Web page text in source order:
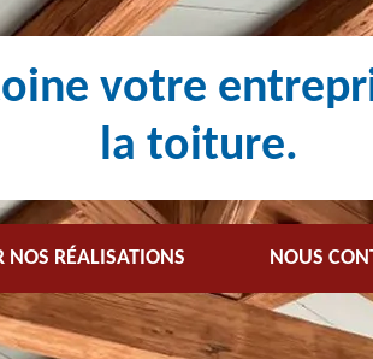
votre
la toiture.
NOS RÉALISATIONS NOUS